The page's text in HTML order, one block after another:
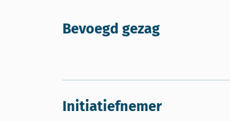
Bevoegd gezag
Initiatiefnemer